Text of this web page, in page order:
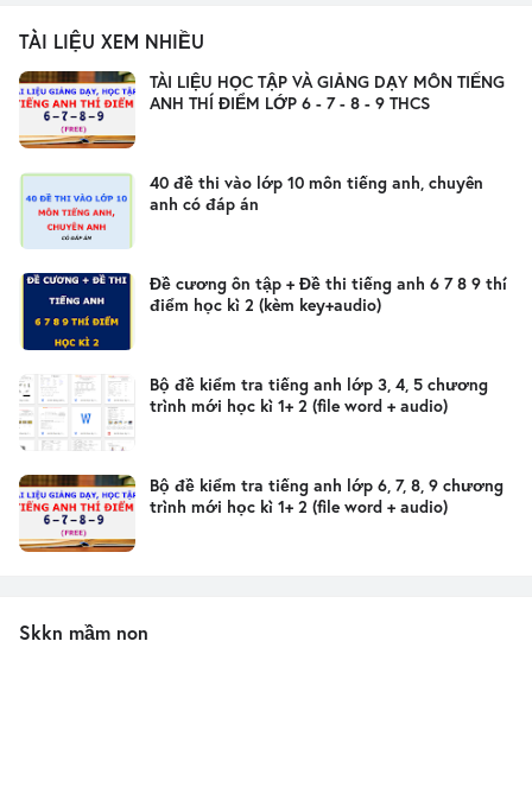
TÀI LIỆU XEM NHIỀU
TÀI LIỆU HỌC TẬP VÀ GIẢNG DẠY MÔN TIẾNG
ANH THÍ ĐIỂM LỚP 6 - 7 - 8 - 9 THCS
40 đề thi vào lớp 10 môn tiếng anh, chuyên
anh có đáp án
Đề cương ôn tập + Đề thi tiếng anh 6 7 8 9 thí
điểm học kì 2 (kèm key+audio)
Bộ đề kiểm tra tiếng anh lớp 3, 4, 5 chương
trình mới học kì 1+ 2 (file word + audio)
Bộ đề kiểm tra tiếng anh lớp 6, 7, 8, 9 chương
trình mới học kì 1+ 2 (file word + audio)
Skkn mầm non